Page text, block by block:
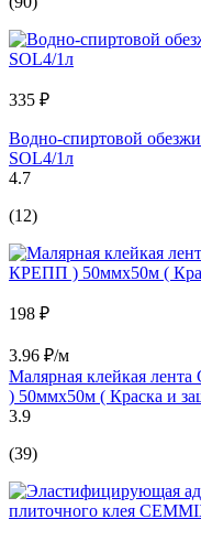
335 ₽
Водно-спиртовой
SOL4/1л
4.7
(12)
198 ₽
3.96 ₽/м
Малярная клейкая
) 50ммх50м ( Краска и
3.9
(39)